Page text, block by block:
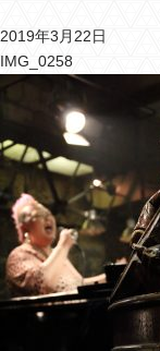
2019年3月22日
IMG_0258